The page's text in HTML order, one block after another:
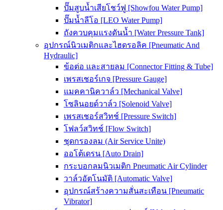
ปั๊มสูบน้ำเสียโชว์ฟู [Showfou Water Pump]
ปั๊มน้ำลีโอ [LEO Water Pump]
ถังควบคุมแรงดันน้ำ [Water Pressure Tank]
อุปกรณ์นิวเมติกและไฮดรอลิค [Pneumatic And
Hydraulic]
ข้อต่อ และสายลม [Connector Fitting & Tube]
เพรสเชอร์เกจ [Pressure Gauge]
แมคคานิควาล์ว [Mechanical Valve]
โซลินอยด์วาล์ว [Solenoid Valve]
เพรสเชอร์สวิทช์ [Pressure Switch]
โฟลว์สวิทช์ [Flow Switch]
ชุดกรองลม (Air Service Unite)
ออโต้เดรน [Auto Drain]
กระบอกลมนิวเมติก Pneumatic Air Cylinder
วาล์วอัตโนมัติ [Automatic Valve]
อุปกรณ์สร้างความสั่นสะเทือน [Pneumatic
Vibrator]